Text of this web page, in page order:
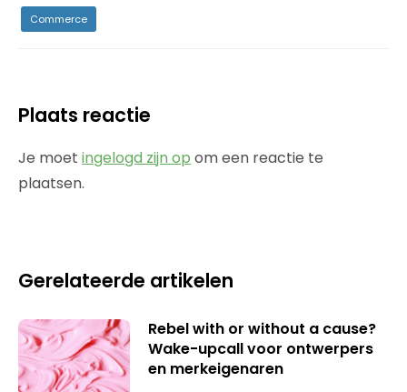
Commerce
Plaats reactie
Je moet ingelogd zijn op om een reactie te
plaatsen.
Gerelateerde artikelen
Rebel with or without a cause?
Wake-upcall voor ontwerpers
en merkeigenaren